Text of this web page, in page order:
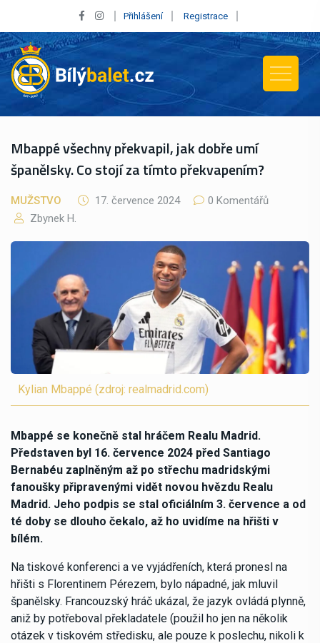
Přihlášení Registrace
Mbappé všechny překvapil, jak dobře umí
španělsky. Co stojí za tímto překvapením?
MUŽSTVO 17. července 2024
0 Komentářů
Zbynek H.
Kylian Mbappé (zdroj: realmadrid.com)
Mbappé se konečně stal hráčem Realu Madrid.
Představen byl 16. července 2024 před Santiago
Bernabéu zaplněným až po střechu madridskými
fanoušky připravenými vidět novou hvězdu Realu
Madrid. Jeho podpis se stal oficiálním 3. července a od
té doby se dlouho čekalo, až ho uvidíme na hřišti v
bílém.
Na tiskové konferenci a ve vyjádřeních, která pronesl na
hřišti s Florentinem Pérezem, bylo nápadné, jak mluvil
španělsky. Francouzský hráč ukázal, že jazyk ovládá plynně,
aniž by potřeboval překladatele (použil ho jen na několik
otázek v tiskovém středisku, ale pouze k poslechu, nikoli k